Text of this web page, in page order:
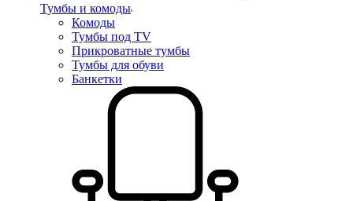
Тумбы и комоды
Комоды
Тумбы под TV
Прикроватные тумбы
Тумбы для обуви
Банкетки